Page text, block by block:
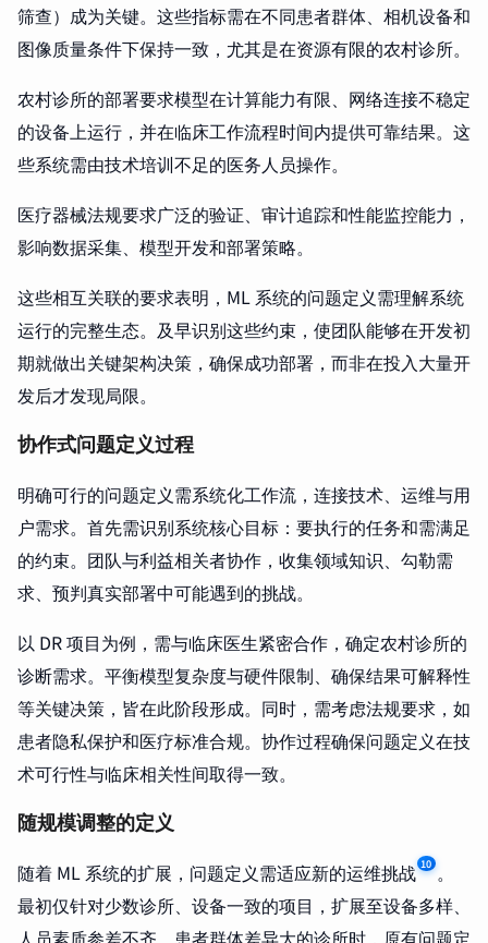
筛查）成为关键。这些指标需在不同患者群体、相机设备和
图像质量条件下保持一致，尤其是在资源有限的农村诊所。
农村诊所的部署要求模型在计算能力有限、网络连接不稳定
的设备上运行，并在临床工作流程时间内提供可靠结果。这
些系统需由技术培训不足的医务人员操作。
医疗器械法规要求广泛的验证、审计追踪和性能监控能力，
影响数据采集、模型开发和部署策略。
这些相互关联的要求表明，ML 系统的问题定义需理解系统
运行的完整生态。及早识别这些约束，使团队能够在开发初
期就做出关键架构决策，确保成功部署，而非在投入大量开
发后才发现局限。
协作式问题定义过程
明确可行的问题定义需系统化工作流，连接技术、运维与用
户需求。首先需识别系统核心目标：要执行的任务和需满足
的约束。团队与利益相关者协作，收集领域知识、勾勒需
求、预判真实部署中可能遇到的挑战。
以 DR 项目为例，需与临床医生紧密合作，确定农村诊所的
诊断需求。平衡模型复杂度与硬件限制、确保结果可解释性
等关键决策，皆在此阶段形成。同时，需考虑法规要求，如
患者隐私保护和医疗标准合规。协作过程确保问题定义在技
术可行性与临床相关性间取得一致。
随规模调整的定义
随着 ML 系统的扩展，问题定义需适应新的运维挑战 10 。
最初仅针对少数诊所、设备一致的项目，扩展至设备多样、
人员素质参差不齐、患者群体差异大的诊所时，原有问题定